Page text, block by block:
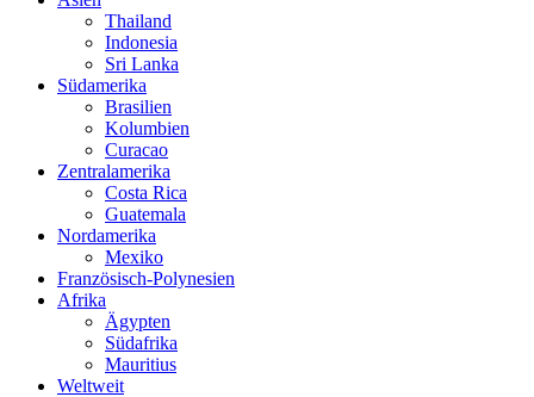
Thailand
Indonesia
Sri Lanka
Südamerika
Brasilien
Kolumbien
Curacao
Zentralamerika
Costa Rica
Guatemala
Nordamerika
Mexiko
Französisch-Polynesien
Afrika
Ägypten
Südafrika
Mauritius
Weltweit